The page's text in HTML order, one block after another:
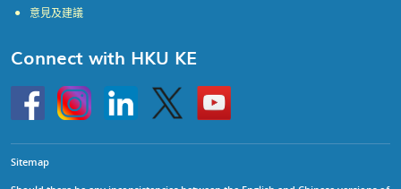
意見及建議
Connect with HKU KE
HKU
InstagramLinkedin Twitter
Go
to
HKU
Sitemap